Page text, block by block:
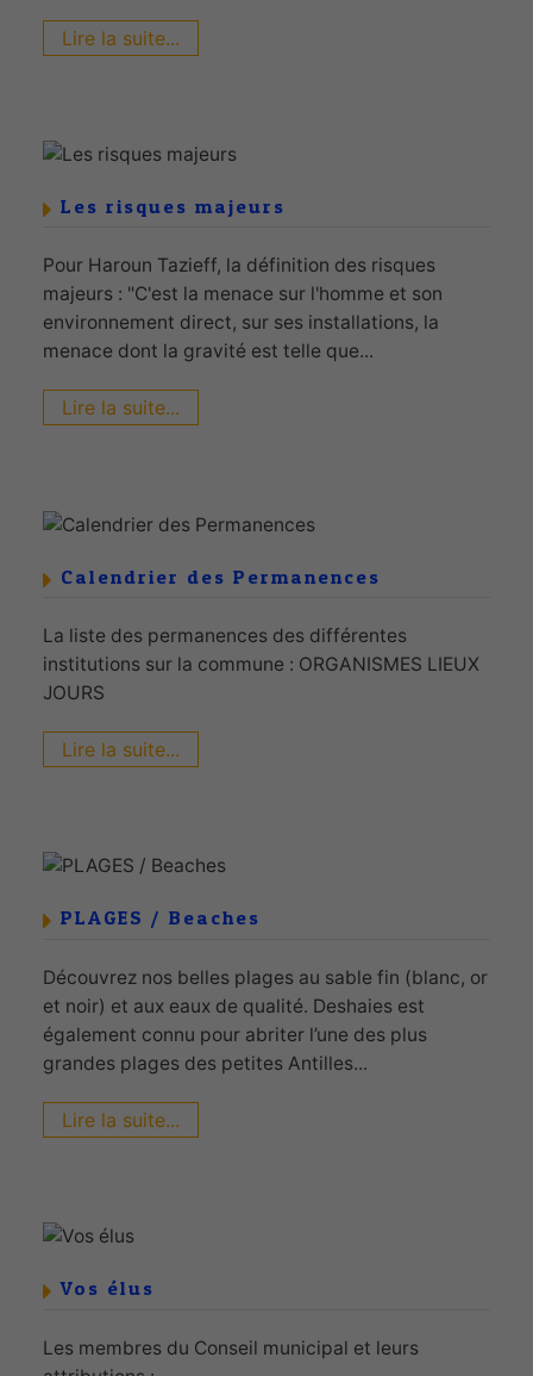
Lire la suite...
Les risques majeurs
Pour Haroun Tazieff, la définition des risques
majeurs : "C'est la menace sur l'homme et son
environnement direct, sur ses installations, la
menace dont la gravité est telle que...
Lire la suite...
Calendrier des Permanences
La liste des permanences des différentes
institutions sur la commune : ORGANISMES LIEUX
JOURS
Lire la suite...
PLAGES / Beaches
Découvrez nos belles plages au sable fin (blanc, or
et noir) et aux eaux de qualité. Deshaies est
également connu pour abriter l’une des plus
grandes plages des petites Antilles...
Lire la suite...
Vos élus
Les membres du Conseil municipal et leurs